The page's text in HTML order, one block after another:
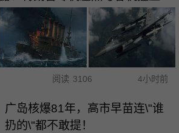
阅读 3106 4小时前
广岛核爆81年，高市早苗连\"谁
扔的\"都不敢提！